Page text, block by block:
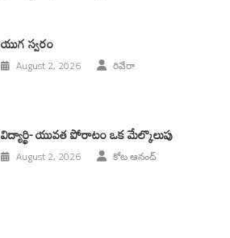
యుగ స్వ‌రం
August 2, 2026 రివేరా
విద్యార్థి- యువత పోరాటం ఒక మేల్కొలుపు
August 2, 2026 కోట ఆనంద్